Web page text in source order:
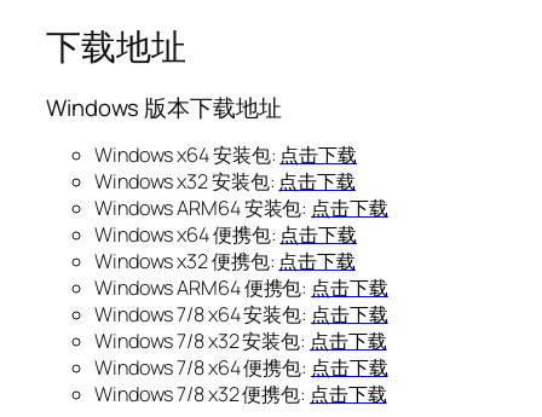
下载地址
Windows 版本下载地址
Windows x64 安装包: 点击下载
Windows x32 安装包: 点击下载
Windows ARM64 安装包: 点击下载
Windows x64 便携包: 点击下载
Windows x32 便携包: 点击下载
Windows ARM64 便携包: 点击下载
Windows 7/8 x64 安装包: 点击下载
Windows 7/8 x32 安装包: 点击下载
Windows 7/8 x64 便携包: 点击下载
Windows 7/8 x32 便携包: 点击下载